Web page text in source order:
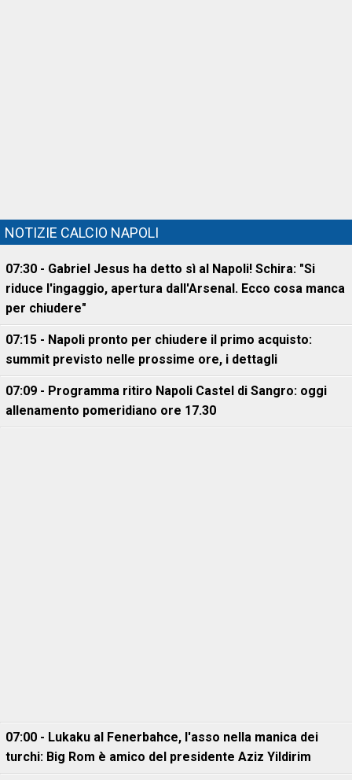
NOTIZIE CALCIO NAPOLI
07:30 - Gabriel Jesus ha detto sì al Napoli! Schira: "Si
riduce l'ingaggio, apertura dall'Arsenal. Ecco cosa manca
per chiudere"
07:15 - Napoli pronto per chiudere il primo acquisto:
summit previsto nelle prossime ore, i dettagli
07:09 - Programma ritiro Napoli Castel di Sangro: oggi
allenamento pomeridiano ore 17.30
07:00 - Lukaku al Fenerbahce, l'asso nella manica dei
turchi: Big Rom è amico del presidente Aziz Yildirim